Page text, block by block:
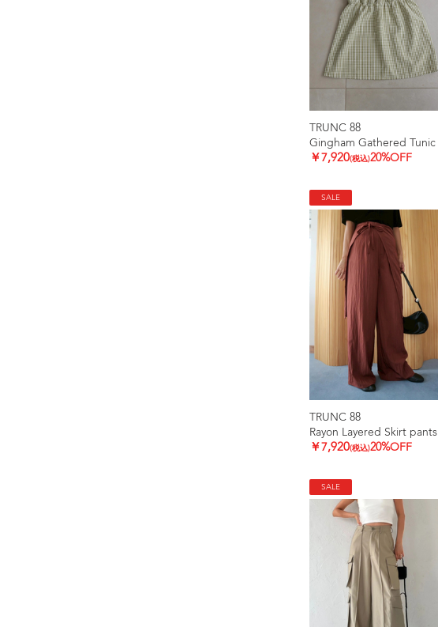
TRUNC 88
Gingham Gathered Tunic
￥7,920(税込)20%OFF
SALE
TRUNC 88
Rayon Layered Skirt pants
￥7,920(税込)20%OFF
SALE